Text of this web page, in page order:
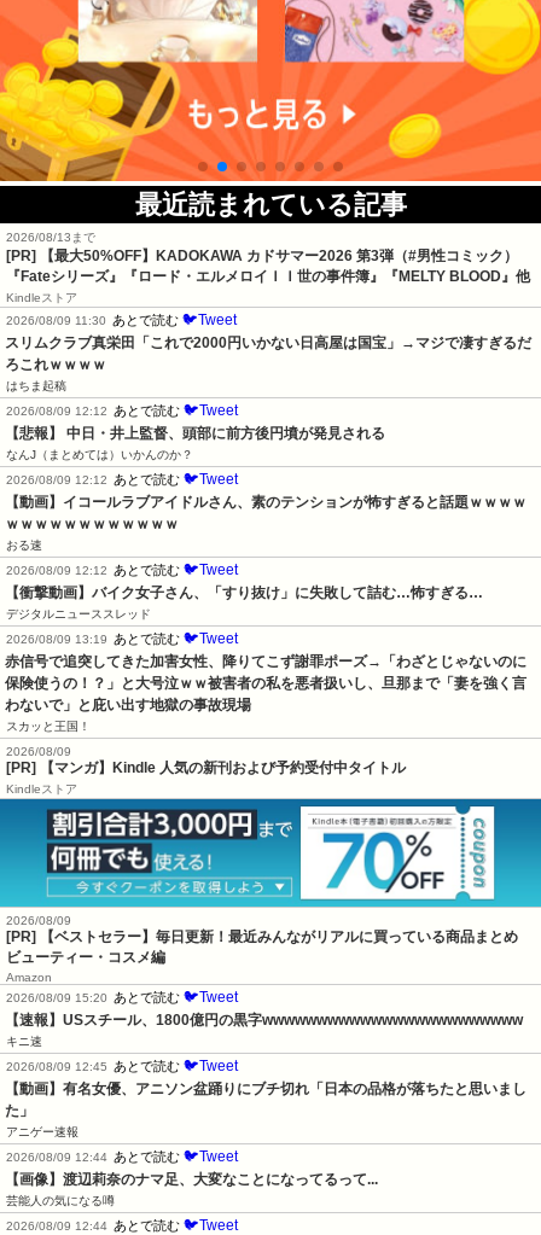
最近読まれている記事
2026/08/13まで
[PR]
【最大50%OFF】KADOKAWA カドサマー2026 第3弾（#男性コミック）
『Fateシリーズ』『ロード・エルメロイＩＩ世の事件簿』『MELTY BLOOD』他
Kindleストア
2026/08/09 11:30
あとで読む 🐦Tweet
スリムクラブ真栄田「これで2000円いかない日高屋は国宝」→マジで凄すぎるだ
ろこれｗｗｗｗ
はちま起稿
2026/08/09 12:12
あとで読む 🐦Tweet
【悲報】 中日・井上監督、頭部に前方後円墳が発見される
なんJ（まとめては）いかんのか？
2026/08/09 12:12
あとで読む 🐦Tweet
【動画】イコールラブアイドルさん、素のテンションが怖すぎると話題ｗｗｗｗ
ｗｗｗｗｗｗｗｗｗｗｗｗ
おる速
2026/08/09 12:12
あとで読む 🐦Tweet
【衝撃動画】バイク女子さん、「すり抜け」に失敗して詰む…怖すぎる…
デジタルニューススレッド
2026/08/09 13:19
あとで読む 🐦Tweet
赤信号で追突してきた加害女性、降りてこず謝罪ポーズ→「わざとじゃないのに
保険使うの！？」と大号泣ｗｗ被害者の私を悪者扱いし、旦那まで「妻を強く言
わないで」と庇い出す地獄の事故現場
スカッと王国！
2026/08/09
[PR] 【マンガ】Kindle 人気の新刊および予約受付中タイトル
Kindleストア
2026/08/09
[PR] 【ベストセラー】毎日更新！最近みんながリアルに買っている商品まとめ
ビューティー・コスメ編
Amazon
2026/08/09 15:20
あとで読む 🐦Tweet
【速報】USスチール、1800億円の黒字wwwwwwwwwwwwwwwwwwwwwwww
キニ速
2026/08/09 12:45
あとで読む 🐦Tweet
【動画】有名女優、アニソン盆踊りにブチ切れ「日本の品格が落ちたと思いまし
た」
アニゲー速報
2026/08/09 12:44 あとで読む 🐦Tweet
【画像】渡辺莉奈のナマ足、大変なことになってるって...
芸能人の気になる噂
2026/08/09 12:44 あとで読む 🐦Tweet